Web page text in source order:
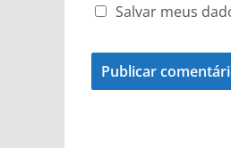
Salvar meus